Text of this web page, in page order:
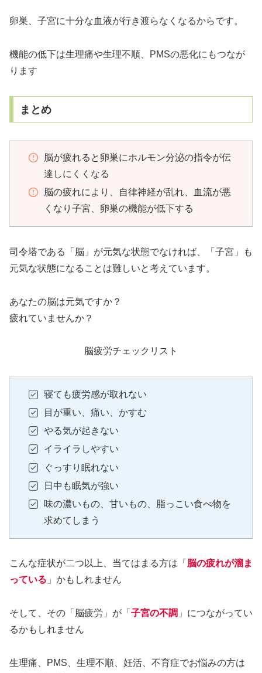
卵巣、子宮に十分な血液が行き渡らなくなるからです。
機能の低下は生理痛や生理不順、PMSの悪化にもつなが
ります
まとめ
脳が疲れると卵巣にホルモン分泌の指令が伝
達しにくくなる
脳の疲れにより、自律神経が乱れ、血流が悪
くなり子宮、卵巣の機能が低下する
司令塔である「脳」が元気な状態でなければ、「子宮」も
元気な状態になることは難しいと考えています。
あなたの脳は元気ですか？
疲れていませんか？
脳疲労チェックリスト
寝ても疲労感が取れない
目が重い、痛い、かすむ
やる気が起きない
イライラしやすい
ぐっすり眠れない
日中も眠気が強い
味の濃いもの、甘いもの、脂っこい食べ物を
求めてしまう
こんな症状が二つ以上、当てはまる方は「 脳の疲れが溜ま
っている 」かもしれません
そして、その「脳疲労」が「 子宮の不調 」につながってい
るかもしれません
生理痛、PMS、生理不順、妊活、不育症でお悩みの方は